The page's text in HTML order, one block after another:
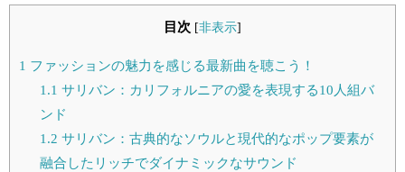
目次 [非表示]
1 ファッションの魅力を感じる最新曲を聴こう！
1.1 サリバン：カリフォルニアの愛を表現する10人組バ
ンド
1.2 サリバン：古典的なソウルと現代的なポップ要素が
融合したリッチでダイナミックなサウンド